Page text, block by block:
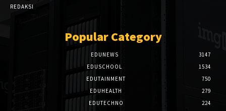
REDAKSI
Popular Category
EDUNEWS
3147
EDUSCHOOL
1534
EDUTAINMENT
750
EDUHEALTH
279
EDUTECHNO
224